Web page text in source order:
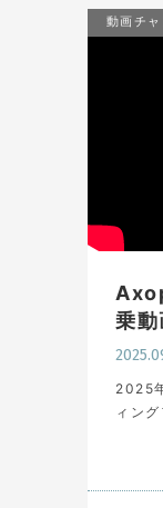
動画チ
乗動
2025
ィン
なり